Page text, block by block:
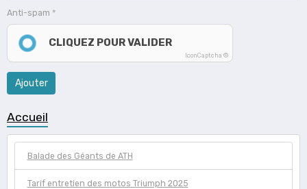
Anti-spam
CLIQUEZ POUR VALIDER
IconCaptcha ©
Ajouter
Accueil
Balade des Géants de ATH
Tarif entretien des motos Triumph 2025